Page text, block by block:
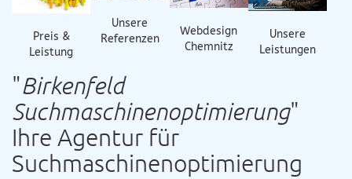
Preis &
Leistung
Unsere
Referenzen
Webdesign
Chemnitz
Unsere
Leistungen
"Birkenfeld
Suchmaschinenoptimierung"
Ihre Agentur für
Suchmaschinenoptimierung